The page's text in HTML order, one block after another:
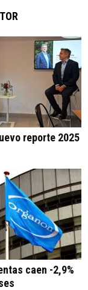
reporte 2025
caen -2,9%